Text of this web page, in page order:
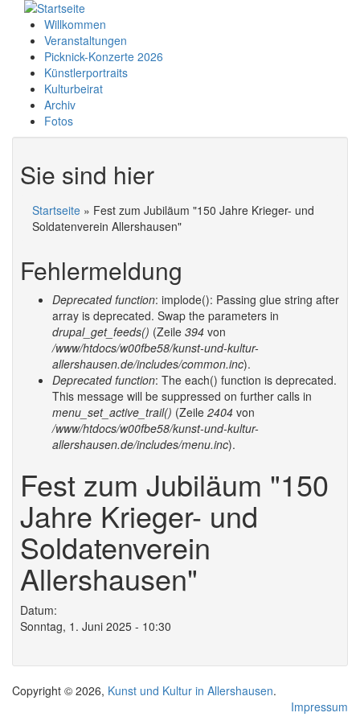
Willkommen
Veranstaltungen
Picknick-Konzerte 2026
Künstlerportraits
Kulturbeirat
Archiv
Fotos
Sie sind hier
Startseite » Fest zum Jubiläum "150 Jahre Krieger- und
Soldatenverein Allershausen"
Fehlermeldung
Deprecated function: implode(): Passing glue string after
array is deprecated. Swap the parameters in
drupal_get_feeds() (Zeile 394 von
/www/htdocs/w00fbe58/kunst-und-kultur-
allershausen.de/includes/common.inc).
Deprecated function: The each() function is deprecated.
This message will be suppressed on further calls in
menu_set_active_trail() (Zeile 2404 von
/www/htdocs/w00fbe58/kunst-und-kultur-
allershausen.de/includes/menu.inc).
Fest zum Jubiläum "150
Jahre Krieger- und
Soldatenverein
Allershausen"
Datum:
Sonntag, 1. Juni 2025 - 10:30
Copyright © 2026, Kunst und Kultur in Allershausen.
Impressum